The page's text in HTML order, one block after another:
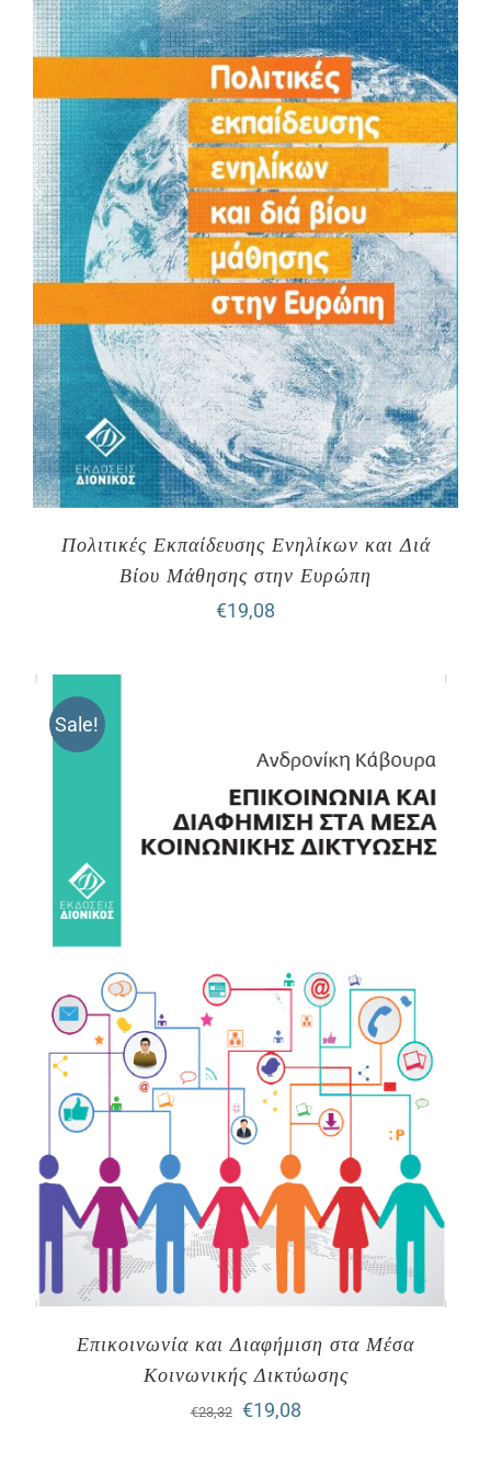
Πολιτικές Εκπαίδευσης Ενηλίκων και Διά
Βίου Μάθησης στην Ευρώπη
€19,08
Sale!
Επικοινωνία και Διαφήμιση στα Mέσα
Kοινωνικής Δικτύωσης
€23,32
Original
€19,08Η